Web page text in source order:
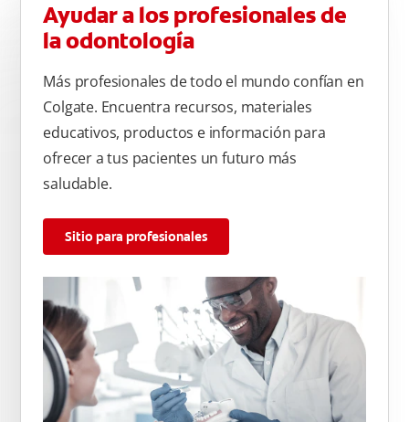
Ayudar a los profesionales de
la odontología
Más profesionales de todo el mundo confían en
Colgate. Encuentra recursos, materiales
educativos, productos e información para
ofrecer a tus pacientes un futuro más
saludable.
Sitio para profesionales